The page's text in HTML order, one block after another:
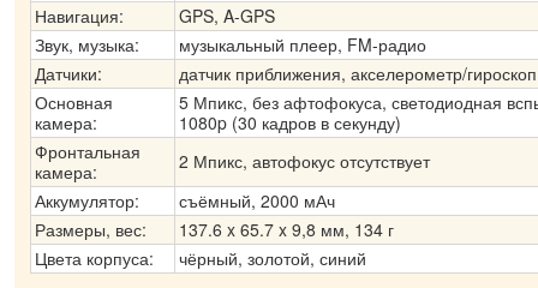
Навигация:
GPS, A-GPS
Звук, музыка:
музыкальный плеер, FM-радио
Датчики:
датчик приближения, акселерометр/гироскоп
Основная
камера:
5 Мпикс, без афтофокуса, светодиодная
1080p (30 кадров в секунду)
Фронтальная
камера:
2 Мпикс, автофокус отсутствует
Аккумулятор:
съёмный, 2000 мАч
Размеры, вес:
137.6 x 65.7 x 9,8 мм, 134 г
Цвета корпуса:
чёрный, золотой, синий